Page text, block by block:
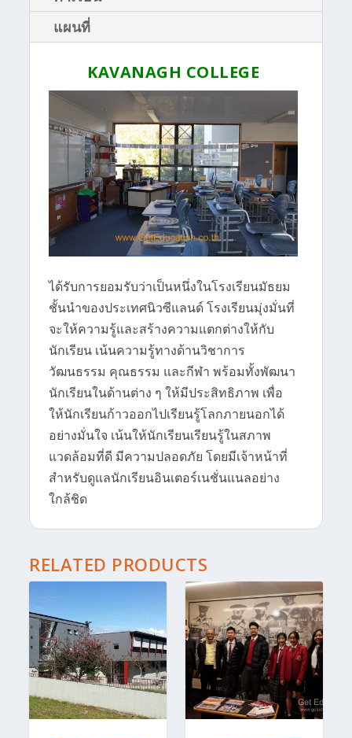
แผนที่
KAVANAGH COLLEGE
ได้รับการยอมรับว่าเป็นหนึ่งในโรงเรียนมัธยม
ชั้นนำของประเทศนิวซีแลนด์ โรงเรียนมุ่งมั่นที่
จะให้ความรู้และสร้างความแตกต่างให้กับ
นักเรียน เน้นความรู้ทางด้านวิชาการ
วัฒนธรรม คุณธรรม และกีฬา พร้อมทั้งพัฒนา
นักเรียนในด้านต่าง ๆ ให้มีประสิทธิภาพ เพื่อ
ให้นักเรียนก้าวออกไปเรียนรู้โลกภายนอกได้
อย่างมั่นใจ เน้นให้นักเรียนเรียนรู้ในสภาพ
แวดล้อมที่ดี มีความปลอดภัย โดยมีเจ้าหน้าที่
สำหรับดูแลนักเรียนอินเตอร์เนชั่นแนลอย่าง
ใกล้ชิด
RELATED PRODUCTS